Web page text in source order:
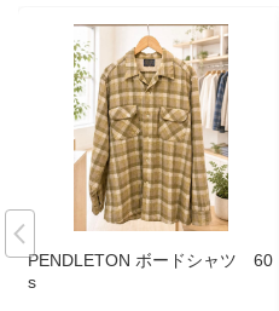
PENDLETON ボードシャツ 60
s